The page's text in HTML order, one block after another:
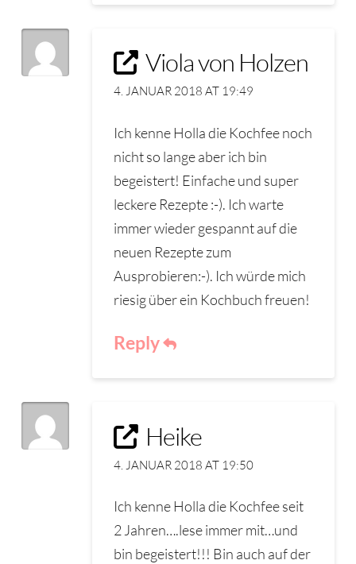
Viola von Holzen
4. JANUAR 2018 AT 19:49
Ich kenne Holla die Kochfee noch
nicht so lange aber ich bin
begeistert! Einfache und super
leckere Rezepte :-). Ich warte
immer wieder gespannt auf die
neuen Rezepte zum
Ausprobieren:-). Ich würde mich
riesig über ein Kochbuch freuen!
Reply
Heike
4. JANUAR 2018 AT 19:50
Ich kenne Holla die Kochfee seit
2 Jahren….lese immer mit…und
bin begeistert!!! Bin auch auf der